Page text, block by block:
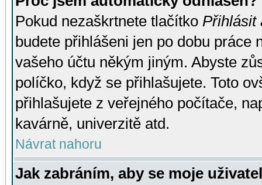
Pokud nezaškrtnete tlačítko Přihlásit
budete přihlášeni jen po dobu práce
vašeho účtu někým jiným. Abyste
políčko, když se přihlašujete. Toto
přihlašujete z veřejného počítače,
kavárně, univerzitě atd.
Návrat nahoru
Jak zabráním, aby se moje